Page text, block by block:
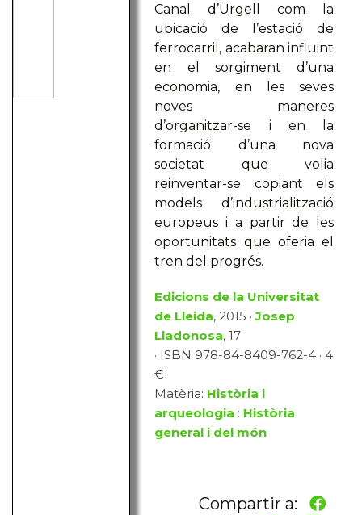
Canal d’Urgell com la
ubicació de l’estació de
ferrocarril, acabaran influint
en el sorgiment d’una
economia, en les seves
noves maneres
d’organitzar-se i en la
formació d’una nova
societat que volia
reinventar-se copiant els
models d’industrialització
europeus i a partir de les
oportunitats que oferia el
tren del progrés.
Edicions de la Universitat
de Lleida, 2015 ·Josep
Lladonosa, 17
· ISBN 978-84-8409-762-4 · 4
€
Matèria: Història i
arqueologia : Història
general i del món
Compartir a: